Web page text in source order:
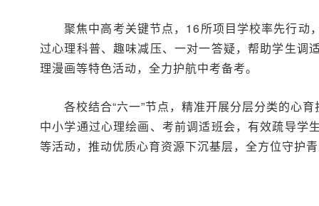
聚焦中高考关键节点，16所项目学校率先行动
过心理科普、趣味减压、一对一答疑，帮助学生调
理漫画等特色活动，全力护航中考备考。
各校结合“六一”节点，精准开展分层分类的心
中小学通过心理绘画、考前调适班会，有效疏导学
等活动，推动优质心育资源下沉基层，全方位守护